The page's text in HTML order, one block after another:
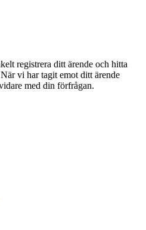
registrera ditt ärende och hitta
vi har tagit emot ditt ärende
med din förfrågan.